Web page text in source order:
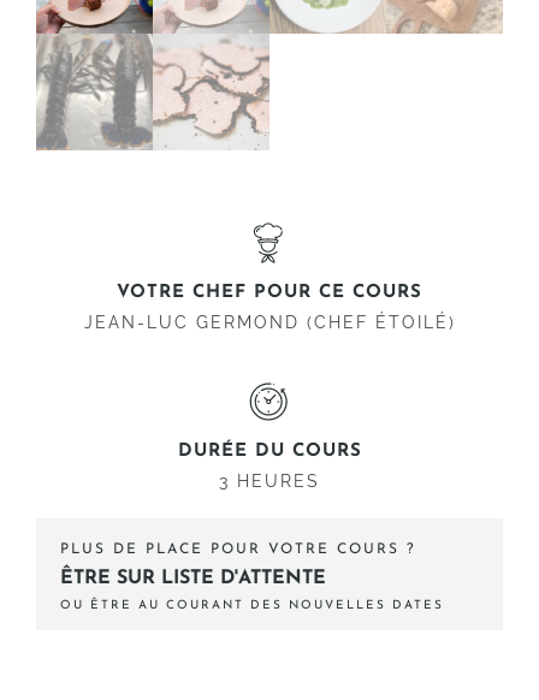
VOTRE CHEF POUR CE COURS
JEAN-LUC GERMOND (CHEF ÉTOILÉ)
DURÉE DU COURS
3 HEURES
PLUS DE PLACE POUR VOTRE COURS ?
ÊTRE SUR LISTE D'ATTENTE
OU ÊTRE AU COURANT DES NOUVELLES DATES